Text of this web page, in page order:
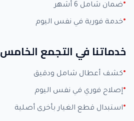
ضمان شامل 6 أشهر
خدمة فورية في نفس اليوم
خدماتنا في التجمع الخامس
كشف أعطال شامل ودقيق
إصلاح فوري في نفس اليوم
استبدال قطع الغيار بأخرى أصلية